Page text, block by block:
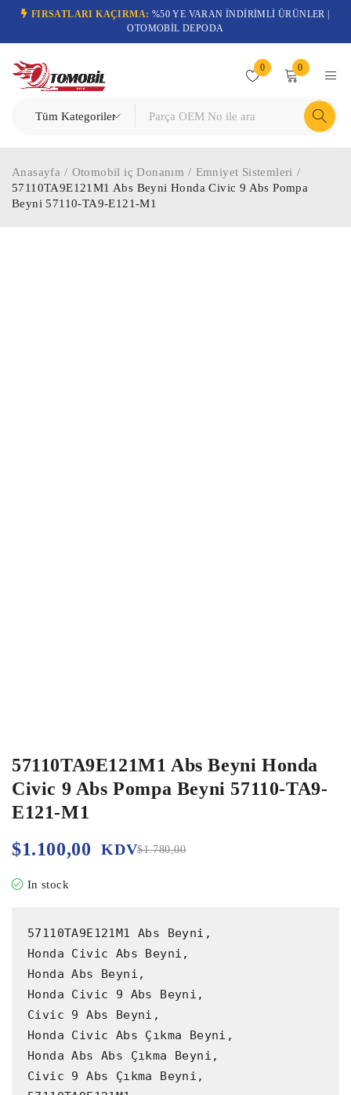
FIRSATLARI KAÇIRMA: %50 YE VARAN İNDİRİMLİ ÜRÜNLER |
OTOMOBİL DEPODA
0 0
Anasayfa / Otomobil iç Donanım / Emniyet Sistemleri /
57110TA9E121M1 Abs Beyni Honda Civic 9 Abs Pompa
Beyni 57110-TA9-E121-M1
57110TA9E121M1 Abs Beyni Honda
Civic 9 Abs Pompa Beyni 57110-TA9-
E121-M1
$1.780,00
$1.100,00 KDV
In stock
57110TA9E121M1 Abs Beyni,
Honda Civic Abs Beyni,
Honda Abs Beyni,
Honda Civic 9 Abs Beyni,
Civic 9 Abs Beyni,
Honda Civic Abs Çıkma Beyni,
Honda Abs Abs Çıkma Beyni,
Civic 9 Abs Çıkma Beyni,